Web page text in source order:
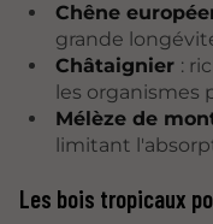
Chêne
grande
Châtaignier :
les organismes
Mélèze de
limitant
Les bois tropicaux